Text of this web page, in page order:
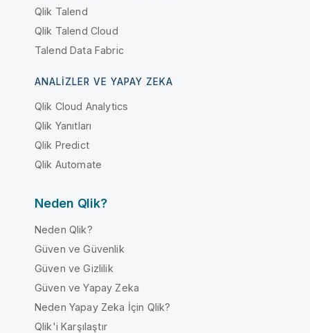
Qlik Talend
Qlik Talend Cloud
Talend Data Fabric
ANALIZLER VE YAPAY ZEKA
Qlik Cloud Analytics
Qlik Yanıtları
Qlik Predict
Qlik Automate
Neden Qlik?
Neden Qlik?
Güven ve Güvenlik
Güven ve Gizlilik
Güven ve Yapay Zeka
Neden Yapay Zeka İçin Qlik?
Qlik'i Karşılaştır